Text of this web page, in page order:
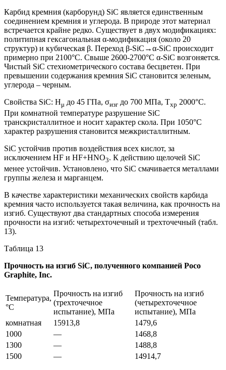
Карбид кремния (карборунд) SiC является единственным
соединением кремния и углерода. В природе этот материал
встречается крайне редко. Существует в двух модификациях:
политипная гексагональная α-модификация (около 20
структур) и кубическая β. Переход β-SiC→α-SiC происходит
примерно при 2100°С. Свыше 2600-2700°С α-SiC возгоняется.
Чистый SiC стехиометрического состава бесцветен. При
превышении содержания кремния SiC становится зеленым,
углерода – черным.
Свойства SiC: Hμ до 45 ГПа, σизг до 700 МПа, Тхр 2000°С.
При комнатной температуре разрушение SiC
транскристаллитное и носит характер скола. При 1050°С
характер разрушения становится межкристаллитным.
SiC устойчив против воздействия всех кислот, за
исключением HF и HF+HNO3. К действию щелочей SiC
менее устойчив. Установлено, что SiC смачивается металлами
группы железа и марганцем.
В качестве характеристики механических свойств карбида
кремния часто используется такая величина, как прочность на
изгиб. Существуют два стандартных способа измерения
прочности на изгиб: четырехточечный и трехточечный (табл.
13).
Таблица 13
Прочность на изгиб SiC, полученного компанией Poco
Graphite, Inc.
Температура,
°С
Прочность на изгиб
(трехточечное
испытание), МПа
Прочность на изгиб
(четырехточечное
испытание), МПа
комнатная
15913,8
1479,6
1000
—
1468,8
1300
—
1488,8
1500
— 14914,7